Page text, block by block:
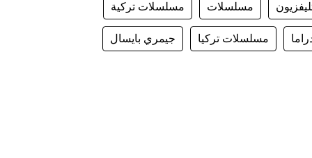
مسلسلات مسلسلات تركية
مسلسلات تركيا جيمري بايسال